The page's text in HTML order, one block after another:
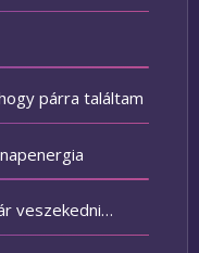
párra találtam
veszekedni…